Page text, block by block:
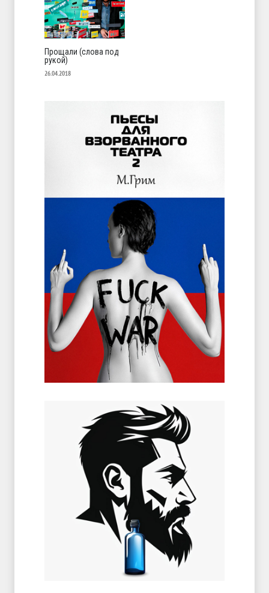
Прощали (слова под
рукой)
26.04.2018